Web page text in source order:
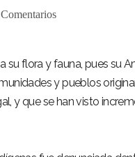
su flora y fauna, pues su
y pueblos
y que se han visto